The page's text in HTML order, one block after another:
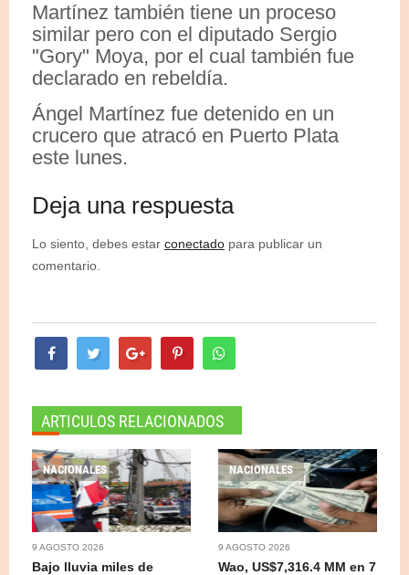
Martínez también tiene un proceso
similar pero con el diputado Sergio
"Gory" Moya, por el cual también fue
declarado en rebeldía.
Ángel Martínez fue detenido en un
crucero que atracó en Puerto Plata
este lunes.
Deja una respuesta
Lo siento, debes estar conectado para publicar un
comentario.
ARTICULOS RELACIONADOS
NACIONALES
9 AGOSTO 2026
Bajo lluvia miles de
NACIONALES
9 AGOSTO 2026
Wao, US$7,316.4 MM en 7